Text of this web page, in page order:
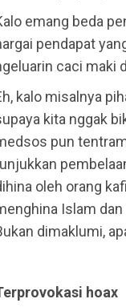
emang beda
pendapat
caci maki
kalo misalnya
kita nggak
pun
oleh orang
Islam
dimaklumi,
hoax